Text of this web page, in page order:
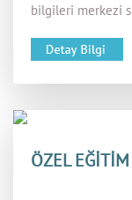
bilgileri merkezi
ÖZEL